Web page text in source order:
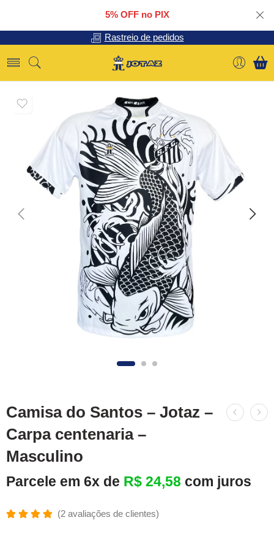
5% OFF no PIX
Rastreio de pedidos
Camisa do Santos – Jotaz –
Carpa centenaria –
Masculino
Parcele em 6x de R$ 24,58 com juros
(2avaliações de clientes)